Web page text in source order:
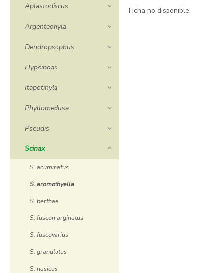
Aplastodiscus
Argenteohyla
Dendropsophus
Hypsiboas
Itapotihyla
Phyllomedusa
Pseudis
Scinax
S. acuminatus
S. aromothyella
S. berthae
S. fuscomarginatus
S. fuscovarius
S. granulatus
S. nasicus
Ficha no disponible.